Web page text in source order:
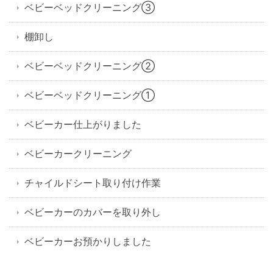
ベビーベッドクリーニング③
棚卸し
ベビーベッドクリーニング②
ベビーベッドクリーニング①
ベビーカー仕上がりました
ベビーカークリーニング
チャイルドシート取り付け作業
ベビーカーのカバーを取り外し
ベビーカーお預かりしました